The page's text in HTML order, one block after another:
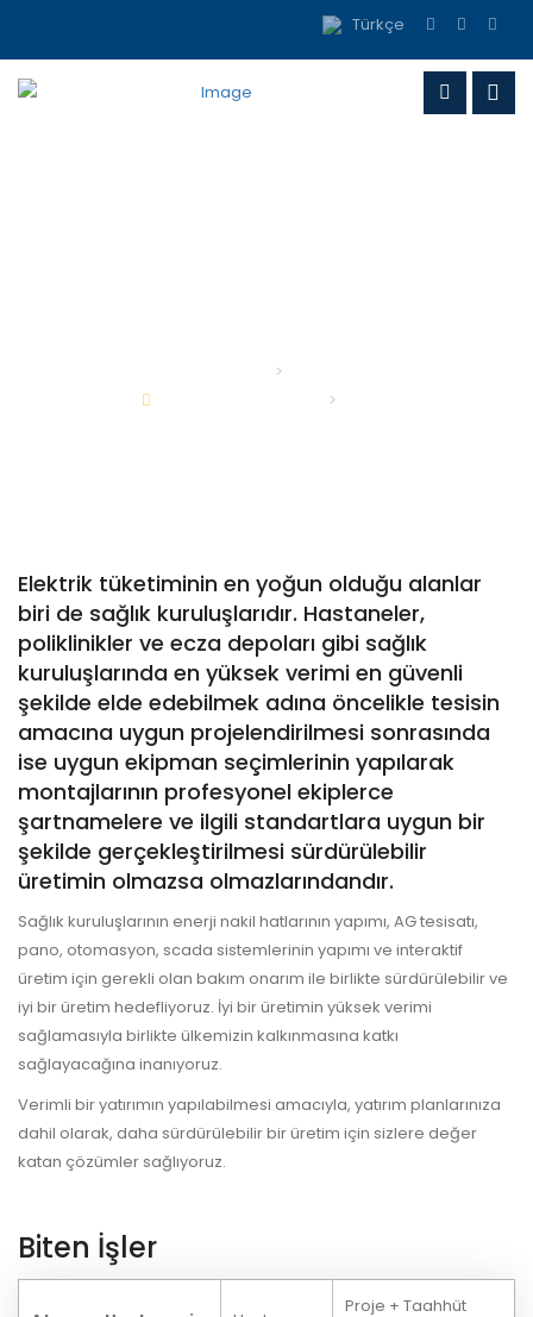
Türkçe
Elektrik tüketiminin en yoğun olduğu alanlar
biri de sağlık kuruluşlarıdır. Hastaneler,
poliklinikler ve ecza depoları gibi sağlık
kuruluşlarında en yüksek verimi en güvenli
şekilde elde edebilmek adına öncelikle tesisin
amacına uygun projelendirilmesi sonrasında
ise uygun ekipman seçimlerinin yapılarak
montajlarının profesyonel ekiplerce
şartnamelere ve ilgili standartlara uygun bir
şekilde gerçekleştirilmesi sürdürülebilir
üretimin olmazsa olmazlarındandır.
Sağlık kuruluşlarının enerji nakil hatlarının yapımı, AG tesisatı,
pano, otomasyon, scada sistemlerinin yapımı ve interaktif
üretim için gerekli olan bakım onarım ile birlikte sürdürülebilir ve
iyi bir üretim hedefliyoruz. İyi bir üretimin yüksek verimi
sağlamasıyla birlikte ülkemizin kalkınmasına katkı
sağlayacağına inanıyoruz.
Verimli bir yatırımın yapılabilmesi amacıyla, yatırım planlarınıza
dahil olarak, daha sürdürülebilir bir üretim için sizlere değer
katan çözümler sağlıyoruz.
Biten İşler
Proje + Taahhüt